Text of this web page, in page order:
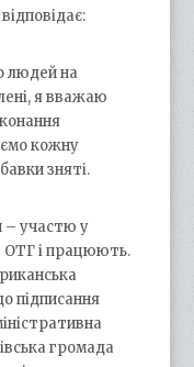
людей на
я вважаю
кожну
зняті.
– участю у
ОТГ і працюють.
підписання
громада